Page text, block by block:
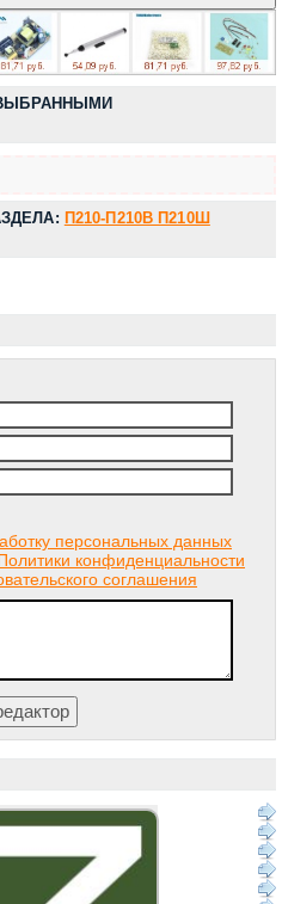
П210-П210В П210Ш
персональных данных
конфиденциальности
соглашения